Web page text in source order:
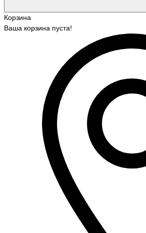
Корзина
Ваша корзина пуста!